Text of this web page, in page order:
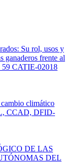
Su rol, usos y
ganaderos frente al
59 CATIE-02018
climático
CCAD, DFID-
DE LAS
DEL